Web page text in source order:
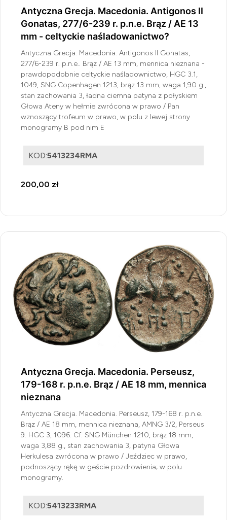
Antyczna Grecja. Macedonia. Antigonos II
Gonatas, 277/6-239 r. p.n.e. Brąz / AE 13
mm - celtyckie naśladowanictwo?
Antyczna Grecja. Macedonia. Antigonos II Gonatas,
277/6-239 r. p.n.e.. Brąz / AE 13 mm, mennica nieznana -
prawdopodobnie celtyckie naśladownictwo, HGC 3.1,
1049, SNG Copenhagen 1213, brąz 13 mm, waga 1,90 g.,
stan zachowania 3, ładna ciemna patyna z połyskiem
Głowa Ateny w hełmie zwrócona w prawo / Pan
wznoszący trofeum w prawo, w polu z lewej strony
monogramy B pod nim E
KOD:5413234RMA
200,00 zł
Antyczna Grecja. Macedonia. Perseusz,
179-168 r. p.n.e. Brąz / AE 18 mm, mennica
nieznana
Antyczna Grecja. Macedonia. Perseusz, 179-168 r. p.n.e.
Brąz / AE 18 mm, mennica nieznana, AMNG 3/2, Perseus
9. HGC 3, 1096. Cf. SNG München 1210, brąz 18 mm,
waga 3,88 g., stan zachowania 3, patyna Głowa
Herkulesa zwrócona w prawo / Jeździec w prawo,
podnoszący rękę w geście pozdrowienia; w polu
monogramy.
KOD:5413233RMA